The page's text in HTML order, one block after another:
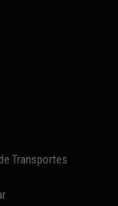
Transportes